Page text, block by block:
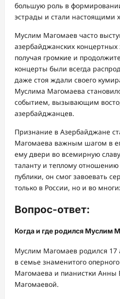
большую роль в
эстрады и стали настоящими
Муслим Магомаев часто
азербайджанских концертных
получая громкие и
концерты были всегда
даже стоя ждали своего
Муслима Магомаева
событием, вызывающим
азербайджанцев.
Признание в Азербайджане
Магомаева важным шагом в
ему двери во всемирную
таланту и теплому
публики, он смог завоевать
только в России, но и во
Вопрос-ответ:
Когда и где родился Муслим
Муслим Магомаев родился 17
в семье знаменитого
Магомаева и пианистки
Магомаевой.